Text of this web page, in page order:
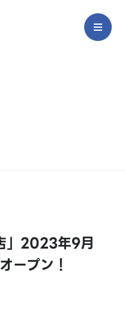
」2023年9月
ープン！